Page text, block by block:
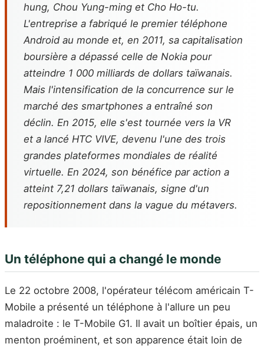
hung, Chou Yung-ming et Cho Ho-tu.
L'entreprise a fabriqué le premier téléphone
Android au monde et, en 2011, sa capitalisation
boursière a dépassé celle de Nokia pour
atteindre 1 000 milliards de dollars taïwanais.
Mais l'intensification de la concurrence sur le
marché des smartphones a entraîné son
déclin. En 2015, elle s'est tournée vers la VR
et a lancé HTC VIVE, devenu l'une des trois
grandes plateformes mondiales de réalité
virtuelle. En 2024, son bénéfice par action a
atteint 7,21 dollars taïwanais, signe d'un
repositionnement dans la vague du métavers.
Un téléphone qui a changé le monde
Le 22 octobre 2008, l'opérateur télécom américain T-
Mobile a présenté un téléphone à l'allure un peu
maladroite : le T-Mobile G1. Il avait un boîtier épais, un
menton proéminent, et son apparence était loin de